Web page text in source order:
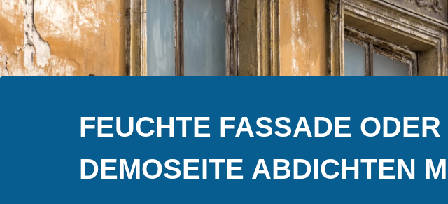
FEUCHTE FASSADE
DEMOSEITE ABDICHTEN